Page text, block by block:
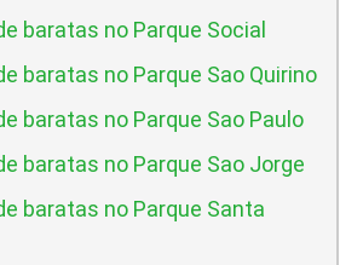
baratas no Parque Social
baratas no Parque Sao Quirino
baratas no Parque Sao Paulo
baratas no Parque Sao Jorge
baratas no Parque Santa